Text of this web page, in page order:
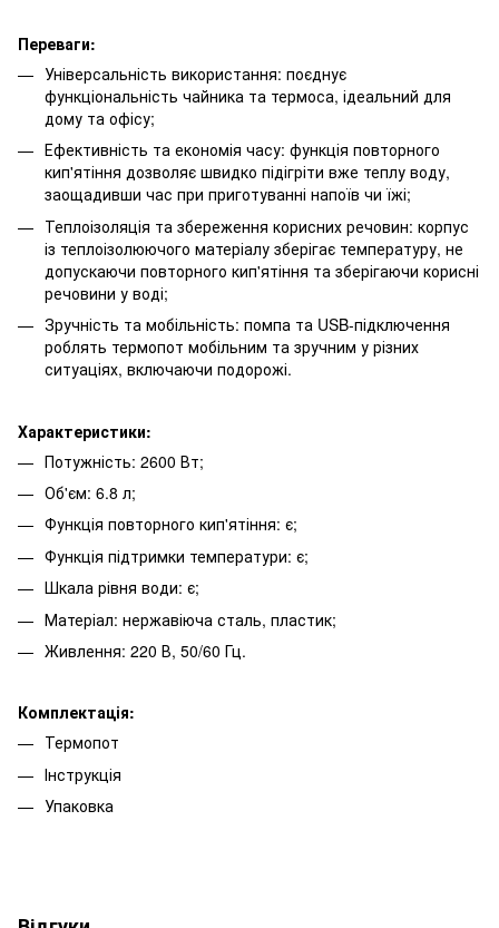
Переваги:
Універсальність використання: поєднує
функціональність чайника та термоса, ідеальний для
дому та офісу;
Ефективність та економія часу: функція повторного
кип'ятіння дозволяє швидко підігріти вже теплу воду,
заощадивши час при приготуванні напоїв чи їжі;
Теплоізоляція та збереження корисних речовин: корпус
із теплоізолюючого матеріалу зберігає температуру, не
допускаючи повторного кип'ятіння та зберігаючи корисні
речовини у воді;
Зручність та мобільність: помпа та USB-підключення
роблять термопот мобільним та зручним у різних
ситуаціях, включаючи подорожі.
Характеристики:
Потужність: 2600 Вт;
Об'єм: 6.8 л;
Функція повторного кип'ятіння: є;
Функція підтримки температури: є;
Шкала рівня води: є;
Матеріал: нержавіюча сталь, пластик;
Живлення: 220 В, 50/60 Гц.
Комплектація:
Термопот
Інструкція
Упаковка